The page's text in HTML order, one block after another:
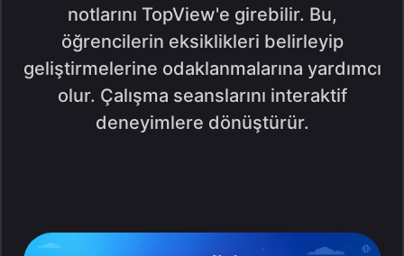
notlarını TopView'e girebilir. Bu,
öğrencilerin eksiklikleri belirleyip
geliştirmelerine odaklanmalarına yardımcı
olur. Çalışma seanslarını interaktif
deneyimlere dönüştürür.